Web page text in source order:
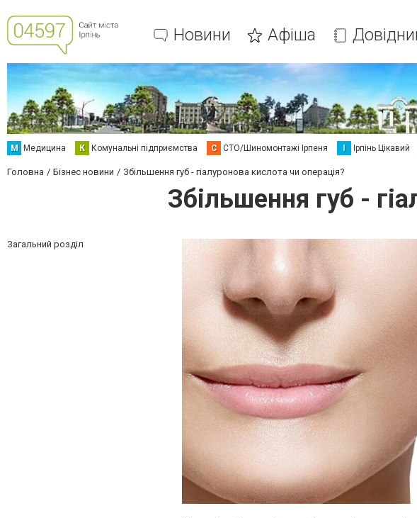
Новини Афіша
М Медицина К Комунальні підприємства С СТО/Шиномонтажі Ірпеня І Ірпінь Цікавий
Головна Бізнес новини Збільшення губ - гіалуронова кислота чи операція?
Збільшення губ -
Загальний розділ